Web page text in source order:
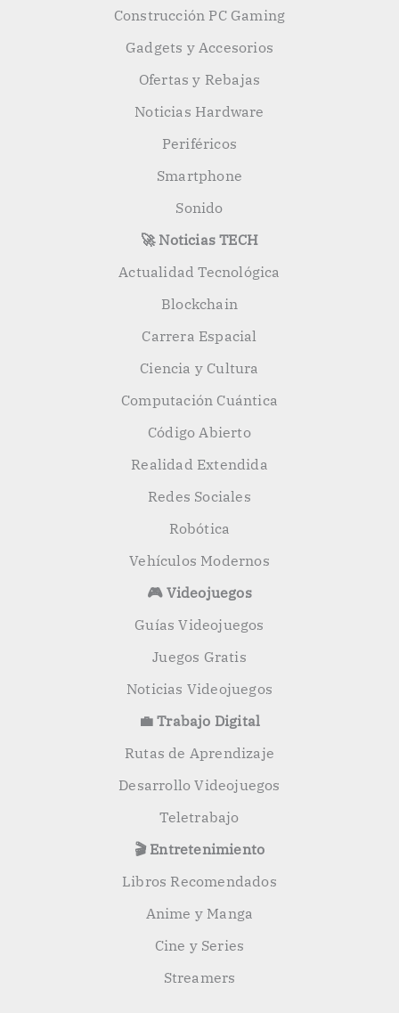
Construcción PC Gaming
Gadgets y Accesorios
Ofertas y Rebajas
Noticias Hardware
Periféricos
Smartphone
Sonido
🚀 Noticias TECH
Actualidad Tecnológica
Blockchain
Carrera Espacial
Ciencia y Cultura
Computación Cuántica
Código Abierto
Realidad Extendida
Redes Sociales
Robótica
Vehículos Modernos
🎮 Videojuegos
Guías Videojuegos
Juegos Gratis
Noticias Videojuegos
💼 Trabajo Digital
Rutas de Aprendizaje
Desarrollo Videojuegos
Teletrabajo
🎬 Entretenimiento
Libros Recomendados
Anime y Manga
Cine y Series
Streamers